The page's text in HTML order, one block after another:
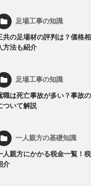
足場工事の知識
共の足場材の評判は？価格
方法も紹介
足場工事の知識
職は死亡事故が多い？事故
ついて解説
一人親方の基礎知識
人親方にかかる税金一覧！
介